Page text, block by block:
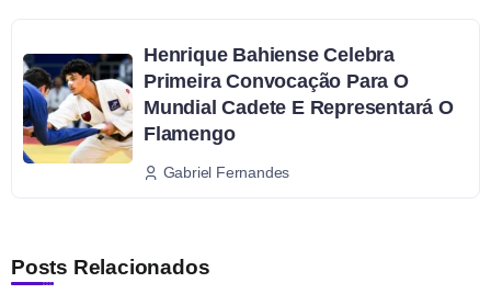
Henrique Bahiense Celebra
Primeira Convocação Para O
Mundial Cadete E Representará O
Flamengo
Gabriel Fernandes
Posts Relacionados